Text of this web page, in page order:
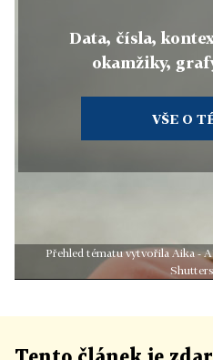
Data, čísla,
okamžiky,
VŠE O
Přehled tématu vytvořila Aika -